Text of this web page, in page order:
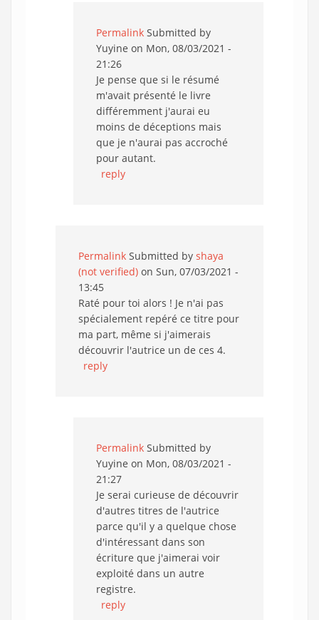
Permalink Submitted by
Yuyine on Mon, 08/03/2021 -
21:26
Je pense que si le résumé
m'avait présenté le livre
différemment j'aurai eu
moins de déceptions mais
que je n'aurai pas accroché
pour autant.
reply
Permalink Submitted by shaya
(not verified) on Sun, 07/03/2021 -
13:45
Raté pour toi alors ! Je n'ai pas
spécialement repéré ce titre pour
ma part, même si j'aimerais
découvrir l'autrice un de ces 4.
reply
Permalink Submitted by
Yuyine on Mon, 08/03/2021 -
21:27
Je serai curieuse de découvrir
d'autres titres de l'autrice
parce qu'il y a quelque chose
d'intéressant dans son
écriture que j'aimerai voir
exploité dans un autre
registre.
reply